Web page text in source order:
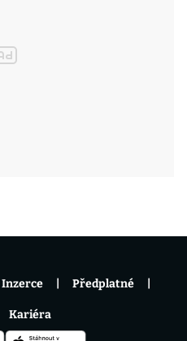
Inzerce Předplatné
Kariéra